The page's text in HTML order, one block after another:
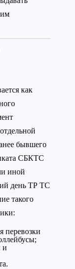
как
бывшего
СБКТС
иной
день ТР ТС
такого
перевозки
и